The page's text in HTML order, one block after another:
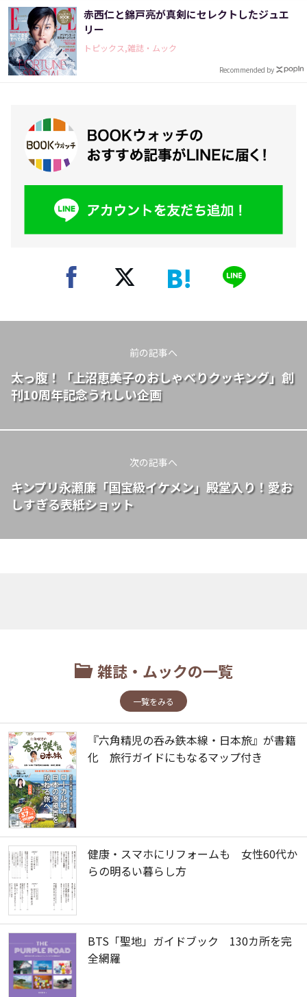
赤西仁と錦戸亮が真剣にセレクトしたジュエ
リー
トピックス,雑誌・ムック
Recommended by
前の記事へ
太っ腹！「上沼恵美子のおしゃべりクッキング」創
刊10周年記念うれしい企画
次の記事へ
キンプリ永瀬廉「国宝級イケメン」殿堂入り！愛お
しすぎる表紙ショット
雑誌・ムックの一覧
一覧をみる
『六角精児の呑み鉄本線・日本旅』が書籍
化 旅行ガイドにもなるマップ付き
健康・スマホにリフォームも 女性60代か
らの明るい暮らし方
BTS「聖地」ガイドブック 130カ所を完
全網羅